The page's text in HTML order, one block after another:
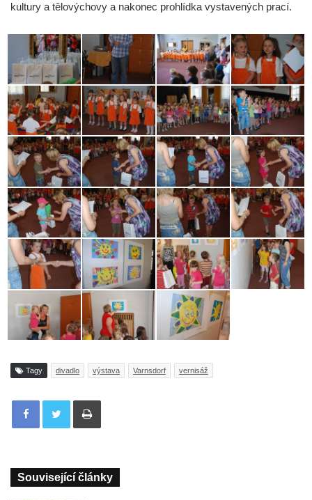
kultury a tělovýchovy a nakonec prohlídka vystavených prací.
Tagy divadlo výstava Varnsdorf vernisáž
Tisknout
Související články